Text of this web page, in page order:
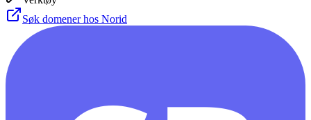
Søk domener hos Norid